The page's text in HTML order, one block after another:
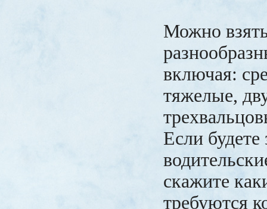
Можно
включая:
тяжелые,
Если будете
скажите
требуются